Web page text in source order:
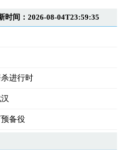
时间：2026-08-04T23:59:35
进行时
备役